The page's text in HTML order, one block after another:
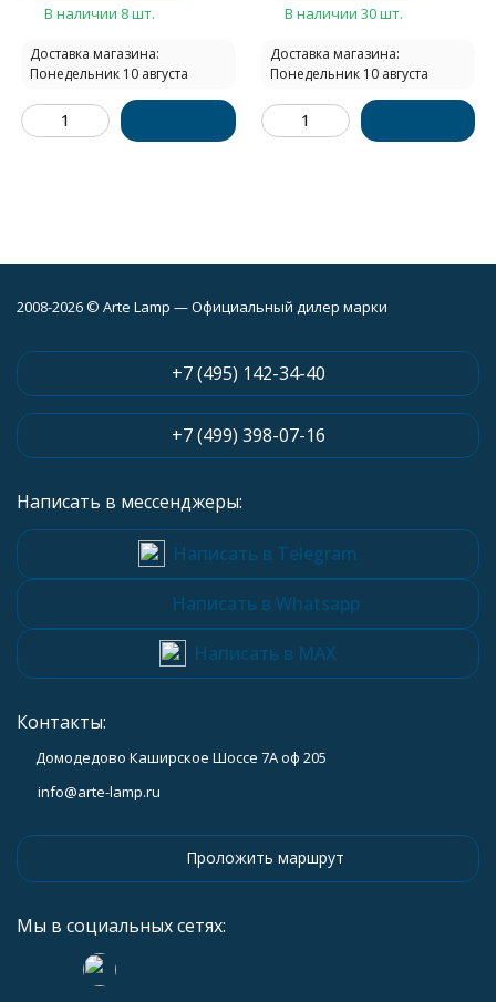
В наличии 8 шт.
Доставка магазина:
Понедельник 10 августа
В наличии 30 шт.
Доставка магазина:
Понедельник 10 августа
2008-2026 © Arte Lamp — Официальный дилер марки
+7 (495) 142-34-40
+7 (499) 398-07-16
Написать в мессенджеры:
Написать в Telegram
Написать в Whatsapp
Написать в MAX
Контакты:
Домодедово Каширское Шоссе 7А оф 205
info@arte-lamp.ru
Проложить маршрут
Мы в социальных сетях: